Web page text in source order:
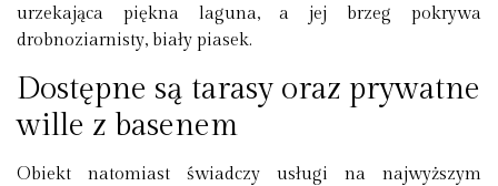
urzekająca piękna laguna, a jej brzeg pokrywa
drobnoziarnisty, biały piasek.
Dostępne są tarasy oraz prywatne
wille z basenem
Obiekt natomiast świadczy usługi na najwyższym